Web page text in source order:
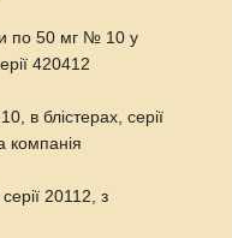
по 50 мг № 10 у
420412
в блістерах, серії
компанія
20112, з